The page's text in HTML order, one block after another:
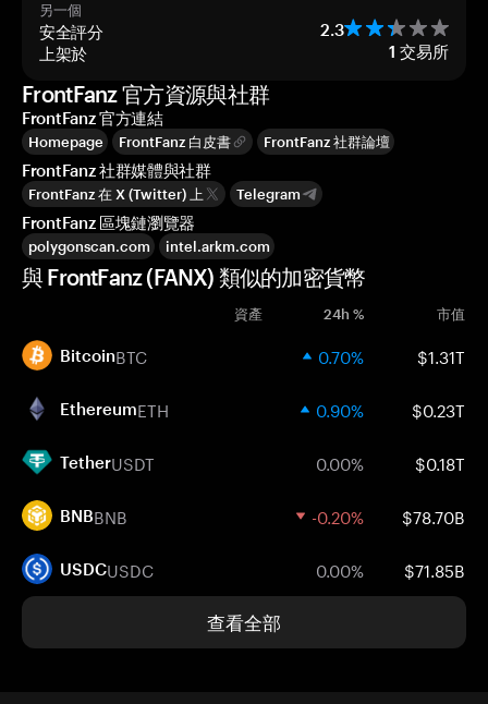
另一個
安全評分 2.3
上架於 1 交易所
FrontFanz 官方資源與社群
FrontFanz 官方連結
Homepage FrontFanz 白皮書 FrontFanz 社群論壇
FrontFanz 社群媒體與社群
FrontFanz 在 X (Twitter) 上 Telegram
FrontFanz 區塊鏈瀏覽器
polygonscan.com intel.arkm.com
與 FrontFanz (FANX) 類似的加密貨幣
資產 24h % 市值
BitcoinBTC 0.70% $1.31T
EthereumETH 0.90% $0.23T
TetherUSDT 0.00% $0.18T
BNBBNB -0.20% $78.70B
USDCUSDC 0.00% $71.85B
查看全部